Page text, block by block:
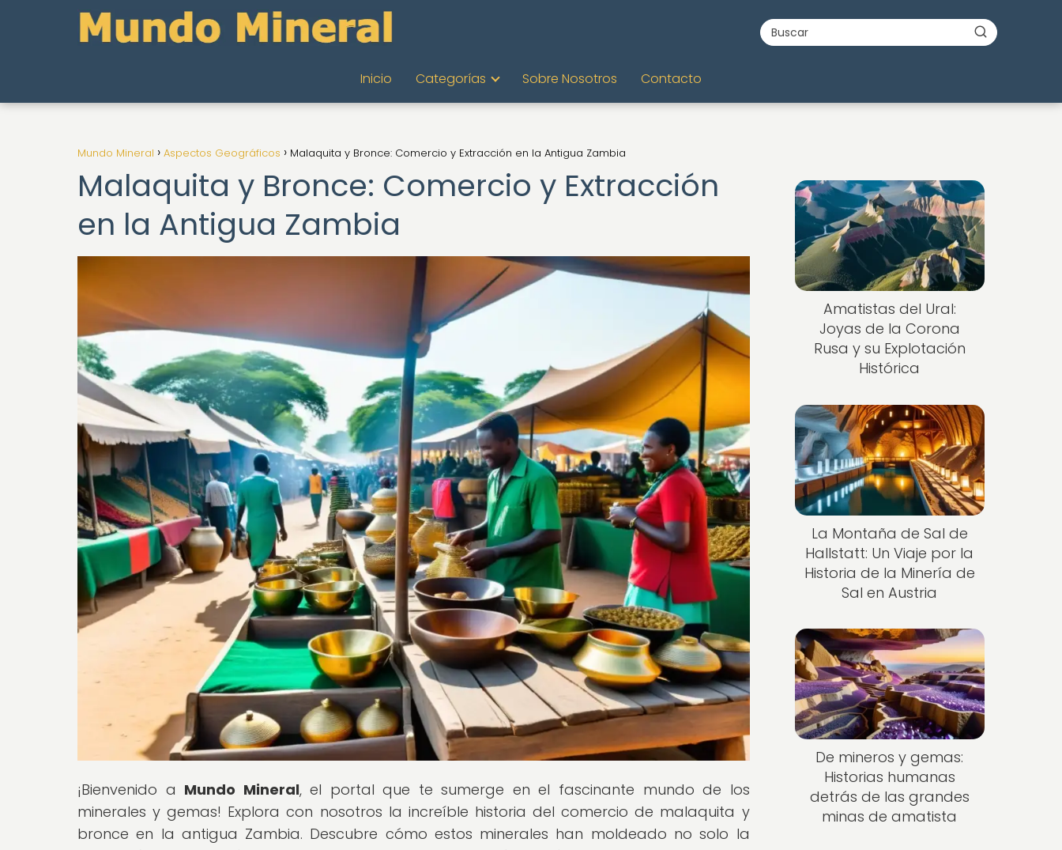
Inicio Categorías Sobre Nosotros Contacto
Mundo Mineral Aspectos Geográficos Malaquita y Bronce: Comercio y Extracción en la Antigua Zambia
Malaquita y Bronce: Comercio y Extracción
en la Antigua Zambia
¡Bienvenido a Mundo Mineral, el portal que te sumerge en el fascinante mundo de los
minerales y gemas! Explora con nosotros la increíble historia del comercio de malaquita y
bronce en la antigua Zambia. Descubre cómo estos minerales han moldeado no solo la
Nuevo
Amatistas del Ural:
Joyas de la Corona
Rusa y su Explotación
Histórica
La Montaña de Sal de
Hallstatt: Un Viaje por la
Historia de la Minería de
Sal en Austria
De mineros y gemas:
Historias humanas
detrás de las grandes
minas de amatista